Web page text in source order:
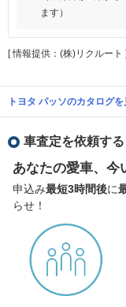
ます）
[ 情報提供：(株)リクルート
トヨタ パッソのカタログを
車査定を依頼する
あなたの愛車、今
申込み最短3時間後に
らせ！